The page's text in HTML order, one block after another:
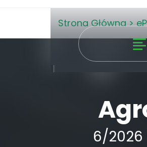
Strona Główna >
6/2026